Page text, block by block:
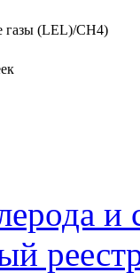
газы (LEL)/CH4)